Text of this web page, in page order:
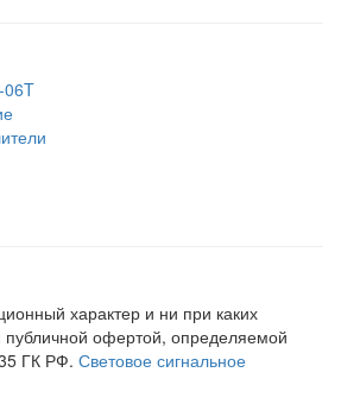
06T
характер и ни при каких
публичной офертой, определяемой
ГК РФ. Световое сигнальное